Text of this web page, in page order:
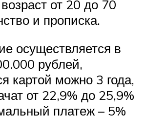
от 20 до 70
и прописка.
осуществляется в
рублей,
картой можно 3 года,
от 22,9% до 25,9%
платеж – 5%